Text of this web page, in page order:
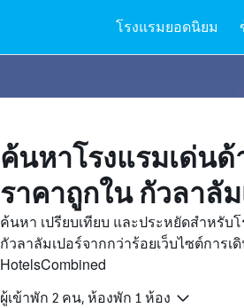
โรงแรมยอดนิยม
ค้นหาโรงแรมเด่น
ราคาถูกใน กัวลาลัม
ค้นหา เปรียบเทียบ และประหยัดสำหรับ
กัวลาลัมเปอร์จากกว่าร้อยเว็บไซต์การเ
HotelsCombined
ผู้เข้าพัก 2 คน, ห้องพัก 1 ห้อง